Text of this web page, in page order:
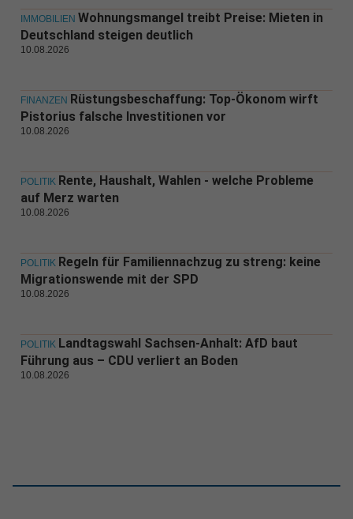
IMMOBILIEN Wohnungsmangel treibt Preise: Mieten in
Deutschland steigen deutlich
10.08.2026
FINANZEN Rüstungsbeschaffung: Top-Ökonom wirft
Pistorius falsche Investitionen vor
10.08.2026
POLITIK Rente, Haushalt, Wahlen - welche Probleme
auf Merz warten
10.08.2026
POLITIK Regeln für Familiennachzug zu streng: keine
Migrationswende mit der SPD
10.08.2026
POLITIK Landtagswahl Sachsen-Anhalt: AfD baut
Führung aus – CDU verliert an Boden
10.08.2026